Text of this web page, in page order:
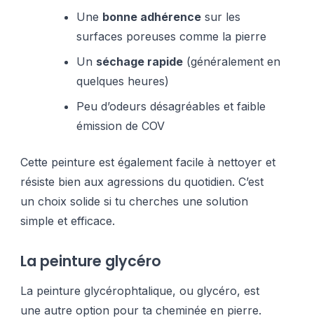
Une bonne adhérence sur les
surfaces poreuses comme la pierre
Un séchage rapide (généralement en
quelques heures)
Peu d’odeurs désagréables et faible
émission de COV
Cette peinture est également facile à nettoyer et
résiste bien aux agressions du quotidien. C’est
un choix solide si tu cherches une solution
simple et efficace.
La peinture glycéro
La peinture glycérophtalique, ou glycéro, est
une autre option pour ta cheminée en pierre.